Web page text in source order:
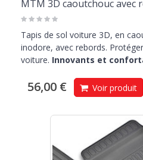
MTM 3D caoutchouc avec
Tapis de sol voiture 3D, en
inodore, avec rebords.
voiture. Innovants et
56,00 € Voir produit